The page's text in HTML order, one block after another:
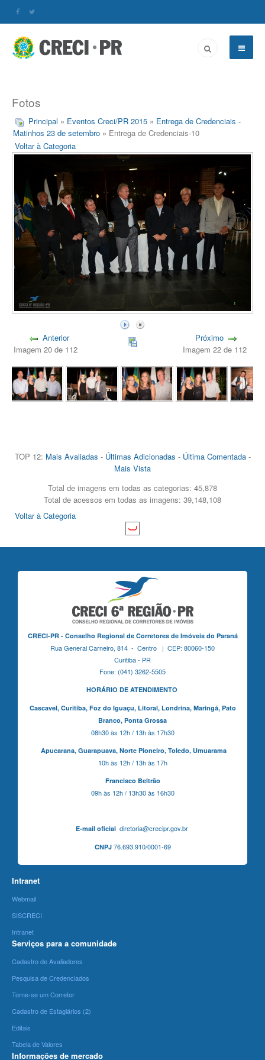
Fotos
Principal » Eventos Creci/PR 2015 » Entrega de Credenciais -
Matinhos 23 de setembro » Entrega de Credenciais-10
Voltar à Categoria
Anterior
Imagem 20 de 112
Próximo
Imagem 22 de 112
TOP 12: Mais Avaliadas - Últimas Adicionadas - Última Comentada-
Mais Vista
Total de imagens em todas as categorias: 45,878
Total de acessos em todas as imagens: 39,148,108
Voltar à Categoria
CRECI-PR - Conselho Regional de Corretores de Imóveis do Paraná
Rua General Carneiro, 814 - Centro | CEP: 80060-150
Curitiba - PR
Fone: (041) 3262-5505
HORÁRIO DE ATENDIMENTO
Cascavel, Curitiba,Foz do Iguaçu, Litoral, Londrina, Maringá, Pato
Branco, Ponta Grossa
08h30 às 12h / 13h às 17h30
Apucarana, Guarapuava, Norte Pioneiro, Toledo, Umuarama
10h às 12h / 13h às 17h
Francisco Beltrão
09h às 12h / 13h30 às 16h30
E-mail oficialdiretoria@crecipr.gov.br
CNPJ76.693.910/0001-69
Intranet
Webmail
SISCRECI
Intranet
Serviços para a comunidade
Cadastro de Avaliadores
Pesquisa de Credenciados
Torne-se um Corretor
Cadastro de Estagiários (2)
Editais
Tabela de Valores
Informações de mercado